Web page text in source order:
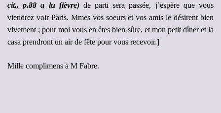
cit., p.88 a lu fièvre)de parti sera passée, j’espère que vous
viendrez voir Paris. Mmes vos soeurs et vos amis le désirent bien
vivement ; pour moi vous en êtes bien sûre, et mon petit dîner et la
casa prendront un air de fête pour vous recevoir.]
Mille complimens à M Fabre.